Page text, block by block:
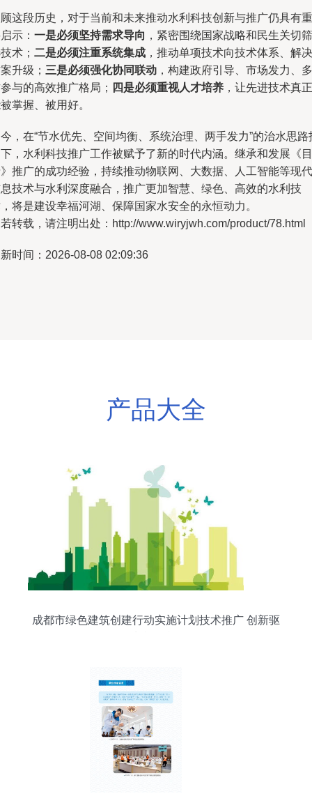
这段历史，对于当前和未来推动水利科技创新与推广仍具有重
示： 一是必须坚持需求导向 ，紧密围绕国家战略和民生关切筛
术； 二是必须注重系统集成 ，推动单项技术向技术体系、解决
升级； 三是必须强化协同联动 ，构建政府引导、市场发力、多
与的高效推广格局； 四是必须重视人才培养 ，让先进技术真正
掌握、被用好。
，在“节水优先、空间均衡、系统治理、两手发力”的治水思路
，水利科技推广工作被赋予了新的时代内涵。继承和发展《目
推广的成功经验，持续推动物联网、大数据、人工智能等现代
技术与水利深度融合，推广更加智慧、绿色、高效的水利技
将是建设幸福河湖、保障国家水安全的永恒动力。
转载，请注明出处：http://www.wiryjwh.com/product/78.html
时间：2026-08-08 02:09:36
产品大全
成都市绿色建筑创建行动实施计划技术推广 创新驱